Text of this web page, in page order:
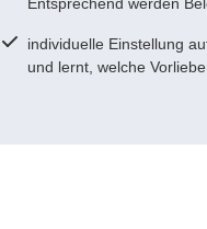
individuelle Einstellung
und lernt, welche